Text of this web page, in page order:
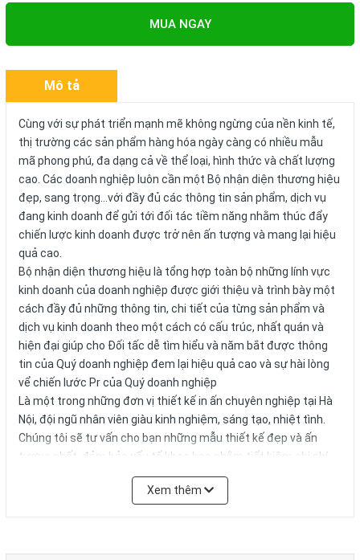
MUA NGAY
Mô tả
Cùng với sự phát triển mạnh mẽ không ngừng của nền kinh tế,
thị trường các sản phẩm hàng hóa ngày càng có nhiều mẫu
mã phong phú, đa dạng cả về thể loại, hình thức và chất lượng
cao. Các doanh nghiệp luôn cần một Bộ nhận diện thương hiệu
đẹp, sang trọng...với đầy đủ các thông tin sản phẩm, dịch vụ
đang kinh doanh để gửi tới đối tác tiềm năng nhằm thúc đẩy
chiến lược kinh doanh được trở nên ấn tượng và mang lại hiệu
quả cao.
Bộ nhận diện thương hiệu là tổng hợp toàn bộ những lính vực
kinh doanh của doanh nghiệp được giới thiệu và trình bày một
cách đầy đủ những thông tin, chi tiết của từng sản phẩm và
dịch vụ kinh doanh theo một cách có cấu trúc, nhất quán và
hiện đại giúp cho Đối tấc dễ tìm hiểu và năm bắt được thông
tin của Quý doanh nghiệp đem lại hiệu quả cao và sự hài lòng
vể chiến lước Pr của Quý doanh nghiệp
Là một trong những đơn vị thiết kế in ấn chuyên nghiệp tại Hà
Nội, đội ngũ nhân viên giàu kinh nghiệm, sáng tạo, nhiệt tình.
Chúng tôi sẽ tư vấn cho bạn những mẫu thiết kế đẹp và ấn
tượng nhất, đảm bảo yếu tố khoa học nhằm tiết kiệm chi phí,
thời gian và mang đến sản phẩm đẹp nhất cùng chất lượng
Xem thêm